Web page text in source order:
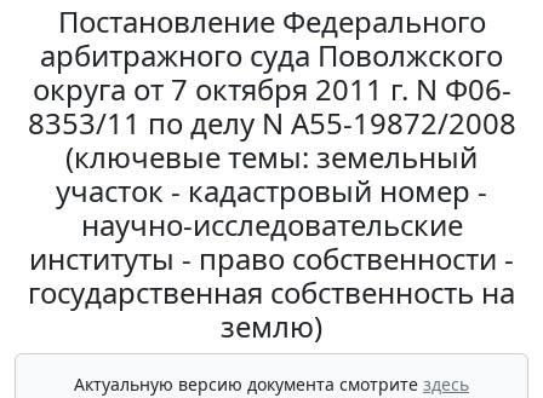
Постановление Федерального
арбитражного суда Поволжского
округа от 7 октября 2011 г. N Ф06-
8353/11 по делу N А55-19872/2008
(ключевые темы: земельный
участок - кадастровый номер -
научно-исследовательские
институты - право собственности -
государственная собственность на
землю)
Актуальную версию документа смотрите здесь